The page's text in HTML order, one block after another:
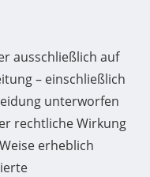
ausschließlich auf
– einschließlich
unterworfen
rechtliche Wirkung
erheblich